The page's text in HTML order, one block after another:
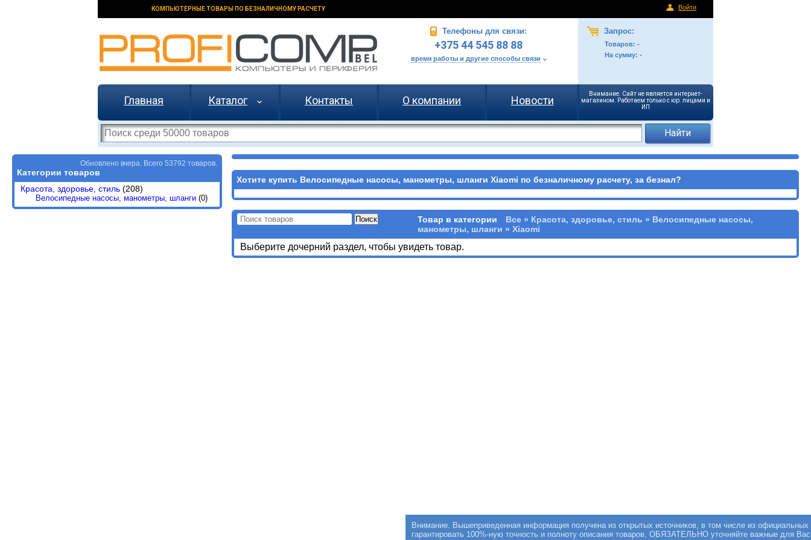
КОМПЬЮТЕРНЫЕ ТОВАРЫ ПО БЕЗНАЛИЧНОМУ РАСЧЕТУ Войти
Телефоны для связи:
+375 44 545 88 88
время работы и другие способы связи
Запрос:
Товаров: -
На сумму: -
Главная Каталог Контакты О компании Новости
Внимание. Сайт не является интернет-
магазином. Работаем только с юр. лицами и
ИП
Обновлено вчера. Всего 53792 товаров.
Категории товаров
Красота, здоровье, стиль (208)
Велосипедные насосы, манометры, шланги (0)
Хотите купить Велосипедные насосы, манометры, шланги Xiaomi по безналичному расчету, за безнал?
Товар в категории
Все » Красота, здоровье, стиль » Велосипедные насосы,
манометры, шланги » Xiaomi
Выберите дочерний раздел, чтобы увидеть товар.
Внимание. Вышеприведенная информация получена из открытых источников, в том числе из
гарантировать 100%-ную точность и полноту описания товаров, ОБЯЗАТЕЛЬНО уточняйте важные для